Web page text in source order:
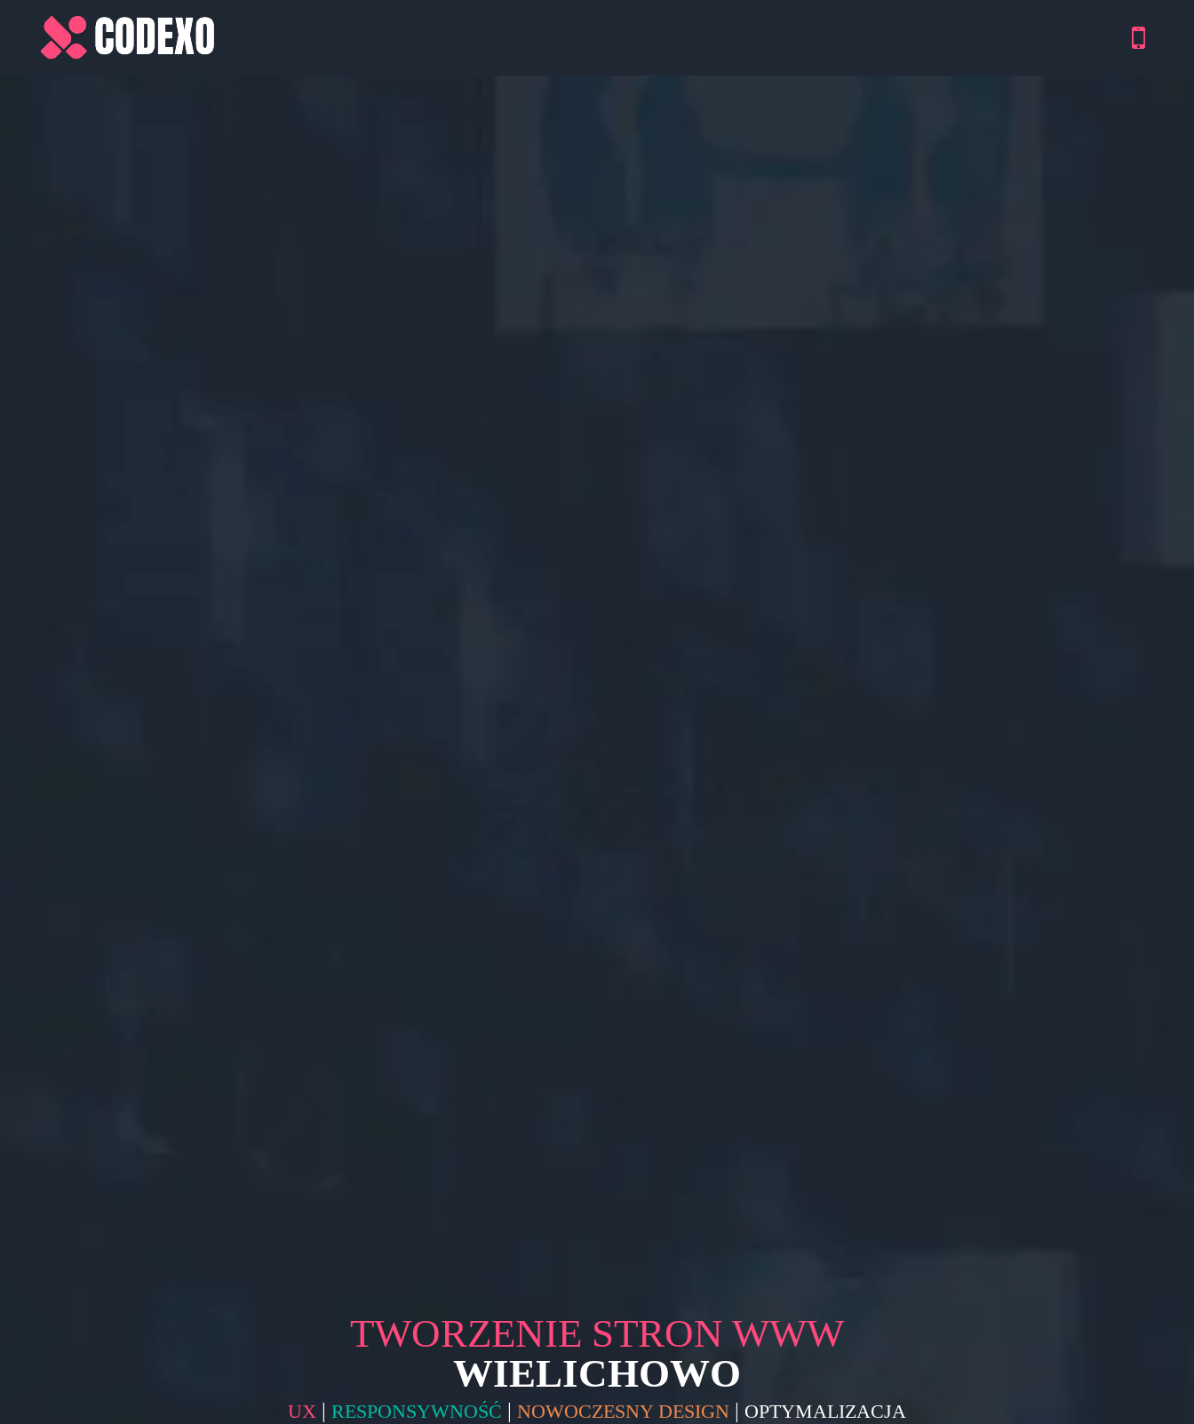
TWORZENIE STRON WWW
WIELICHOWO
UX | RESPONSYWNOŚĆ | NOWOCZESNY DESIGN | OPTYMALIZACJA